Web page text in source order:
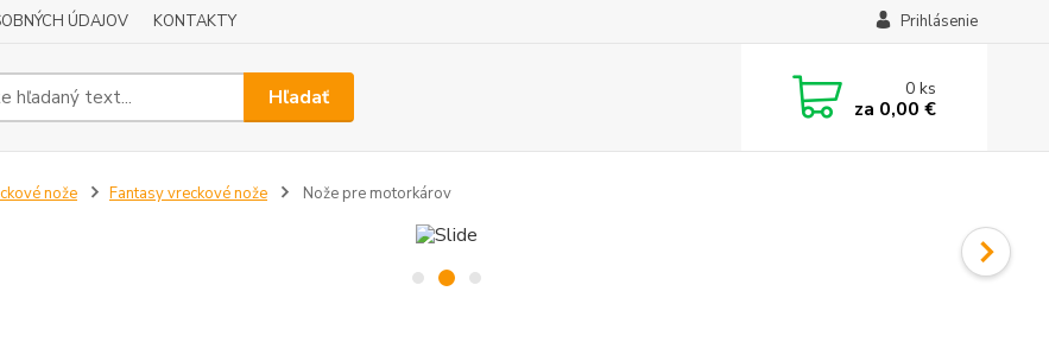
ÚDAJOV KONTAKTY Prihlásenie
Hľadať 0ks
za 0,00 €
nože Fantasy vreckové nože Nože pre motorkárov